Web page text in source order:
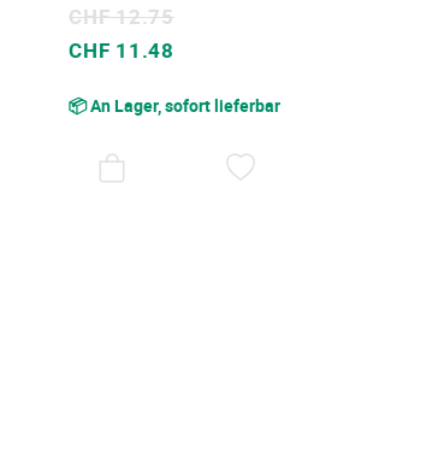
Sonderpreis
CHF 11.48
CHF 12.75
📦 An Lager, sofort lieferbar